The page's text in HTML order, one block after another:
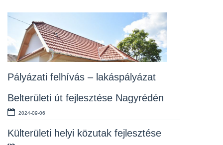
Pályázati felhívás – lakáspályázat
Belterületi út fejlesztése Nagyrédén
2024-09-06
Külterületi helyi közutak fejlesztése
Esély Otthon lakáspályázat
Orvosi eszközök beszerzése
2021-11-24